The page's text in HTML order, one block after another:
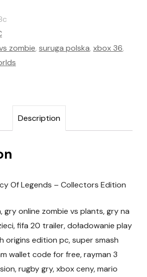
zombie, suruga polska, xbox 36,
Description
Of Legends – Collectors Edition
gry online zombie vs plants, gry na
fifa 20 trailer, doładowanie play
origins edition pc, super smash
wallet code for free, rayman 3
rugby gry, xbox ceny, mario